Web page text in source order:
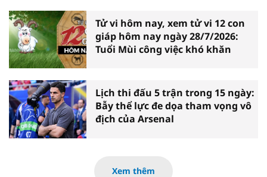
Tử vi hôm nay, xem tử vi 12 con
giáp hôm nay ngày 28/7/2026:
Tuổi Mùi công việc khó khăn
Lịch thi đấu 5 trận trong 15 ngày:
Bẫy thể lực đe dọa tham vọng vô
địch của Arsenal
Xem thêm